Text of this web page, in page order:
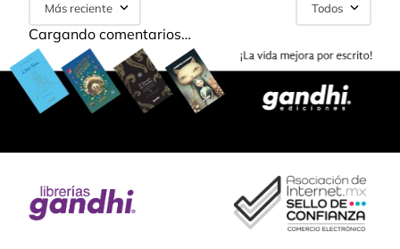
Más reciente Todos
Cargando comentarios…